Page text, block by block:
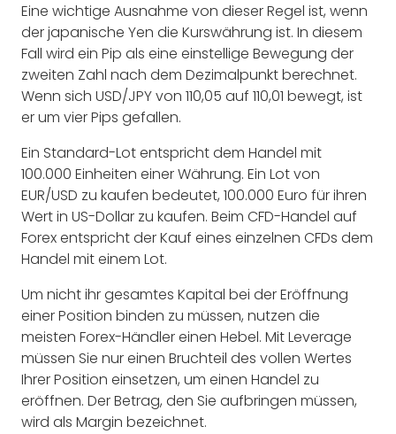
Eine wichtige Ausnahme von dieser Regel ist, wenn
der japanische Yen die Kurswährung ist. In diesem
Fall wird ein Pip als eine einstellige Bewegung der
zweiten Zahl nach dem Dezimalpunkt berechnet.
Wenn sich USD/JPY von 110,05 auf 110,01 bewegt, ist
er um vier Pips gefallen.
Ein Standard-Lot entspricht dem Handel mit
100.000 Einheiten einer Währung. Ein Lot von
EUR/USD zu kaufen bedeutet, 100.000 Euro für ihren
Wert in US-Dollar zu kaufen. Beim CFD-Handel auf
Forex entspricht der Kauf eines einzelnen CFDs dem
Handel mit einem Lot.
Um nicht ihr gesamtes Kapital bei der Eröffnung
einer Position binden zu müssen, nutzen die
meisten Forex-Händler einen Hebel. Mit Leverage
müssen Sie nur einen Bruchteil des vollen Wertes
Ihrer Position einsetzen, um einen Handel zu
eröffnen. Der Betrag, den Sie aufbringen müssen,
wird als Margin bezeichnet.